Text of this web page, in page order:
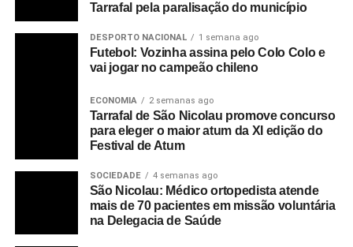
Tarrafal pela paralisação do município
DESPORTO NACIONAL 1 semana ago
Futebol: Vozinha assina pelo Colo Colo e
vai jogar no campeão chileno
ECONOMIA 2 semanas ago
Tarrafal de São Nicolau promove concurso
para eleger o maior atum da XI edição do
Festival de Atum
SOCIEDADE 4 semanas ago
São Nicolau: Médico ortopedista atende
mais de 70 pacientes em missão voluntária
na Delegacia de Saúde